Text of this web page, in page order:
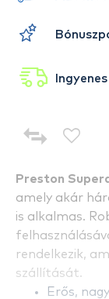
Preston
amely akár
is alkalmas.
rendelkezik,
szállítását.
Erős,